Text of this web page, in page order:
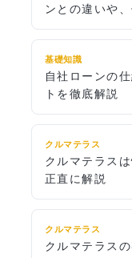
ンとの違いや
基礎知識
自社ローンの
トを徹底解説
クルマテラス
クルマテラス
正直に解説
クルマテラス
クルマテラス